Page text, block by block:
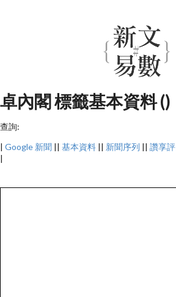
卓內閣 標籤基本資料 ()
查詢:
| Google 新聞 || 基本資料 || 新聞序列 || 讚享評
|